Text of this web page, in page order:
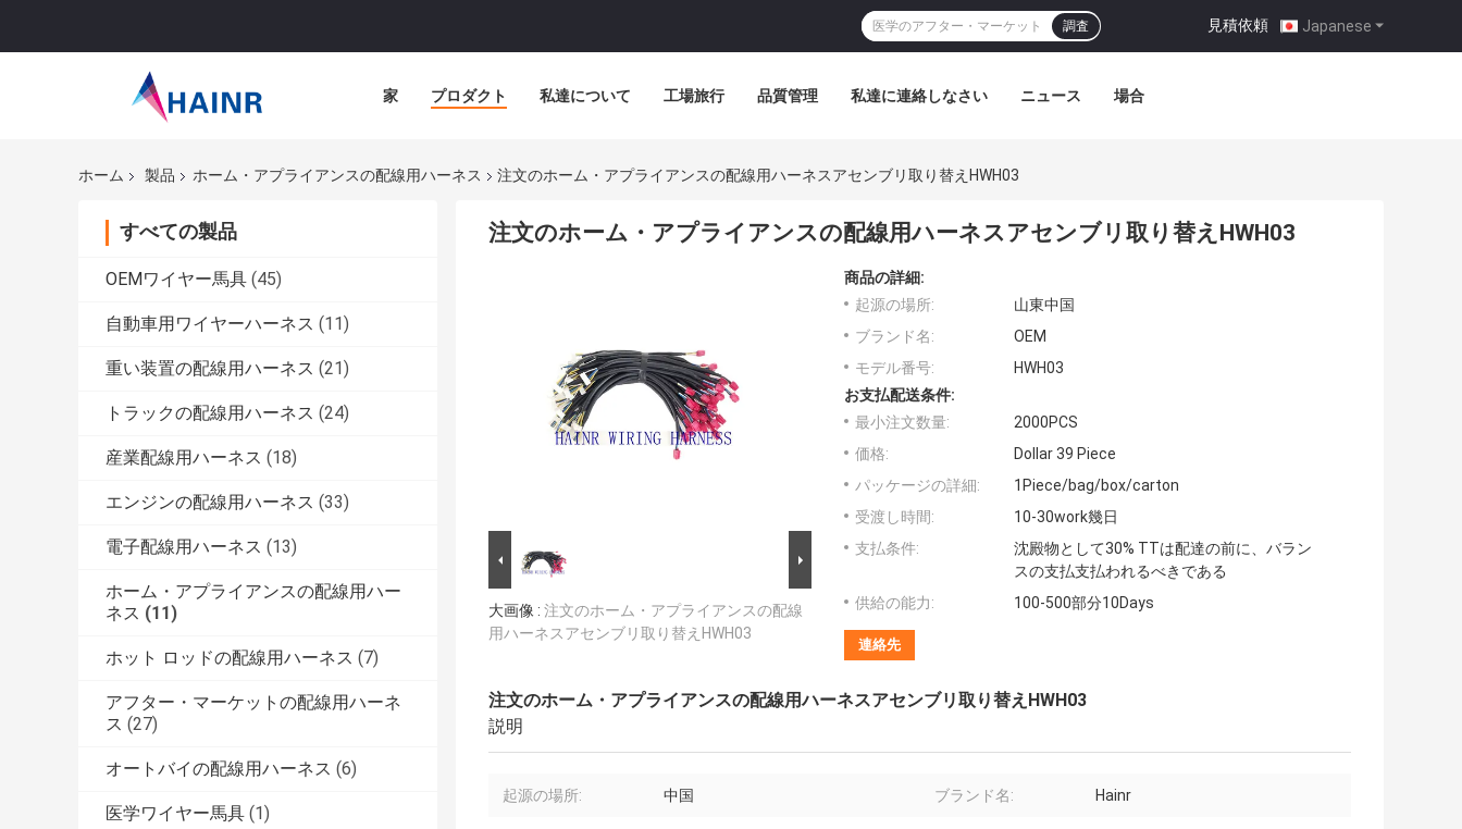
Japanese
見積依頼 |
調査
家 プロダクト 私達について 工場旅行 品質管理 私達に連絡しなさい ニュース 場合
ホーム 製品 ホーム・アプライアンスの配線用ハーネス 注文のホーム・アプライアンスの配線用ハーネスアセンブリ取り替えHWH03
すべての製品
OEMワイヤー馬具 (45)
自動車用ワイヤーハーネス (11)
重い装置の配線用ハーネス (21)
トラックの配線用ハーネス (24)
産業配線用ハーネス (18)
エンジンの配線用ハーネス (33)
電子配線用ハーネス (13)
ホーム・アプライアンスの配線用ハー
ネス (11)
ホット ロッドの配線用ハーネス (7)
アフター・マーケットの配線用ハーネ
ス (27)
オートバイの配線用ハーネス (6)
医学ワイヤー馬具 (1)
注文のホーム・アプライアンスの配線用ハーネスアセンブリ取り替えHWH03
大画像 : 注文のホーム・アプライアンスの配線
用ハーネスアセンブリ取り替えHWH03
商品の詳細:
起源の場所:
山東中国
ブランド名:
OEM
モデル番号:
HWH03
お支払配送条件:
最小注文数量:
2000PCS
価格:
Dollar 39 Piece
パッケージの詳細:
1Piece/bag/box/carton
受渡し時間:
10-30work幾日
支払条件:
沈殿物として30% TTは配達の前に、バラン
スの支払支払われるべきである
供給の能力:
100-500部分10Days
連絡先
注文のホーム・アプライアンスの配線用ハーネスアセンブリ取り替えHWH03
説明
起源の場所: 中国 ブランド名: Hainr